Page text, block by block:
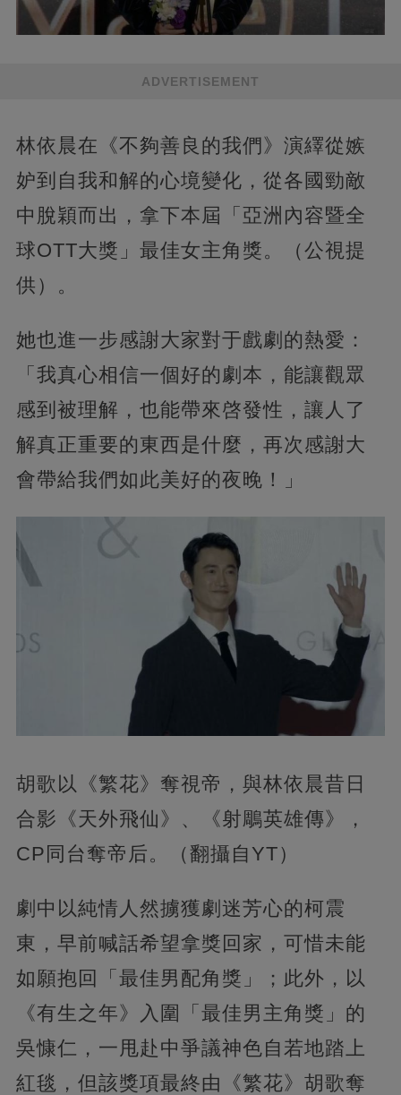
ADVERTISEMENT
林依晨在《不夠善良的我們》演繹從嫉
妒到自我和解的心境變化，從各國勁敵
中脫穎而出，拿下本屆「亞洲內容暨全
球OTT大獎」最佳女主角獎。（公視提
供）。
她也進一步感謝大家對于戲劇的熱愛：
「我真心相信一個好的劇本，能讓觀眾
感到被理解，也能帶來啓發性，讓人了
解真正重要的東西是什麼，再次感謝大
會帶給我們如此美好的夜晚！」
胡歌以《繁花》奪視帝，與林依晨昔日
合影《天外飛仙》、《射鵰英雄傳》，
CP同台奪帝后。（翻攝自YT）
劇中以純情人然擄獲劇迷芳心的柯震
東，早前喊話希望拿獎回家，可惜未能
如願抱回「最佳男配角獎」；此外，以
《有生之年》入圍「最佳男主角獎」的
吳慷仁，一甩赴中爭議神色自若地踏上
紅毯，但該獎項最終由《繁花》胡歌奪